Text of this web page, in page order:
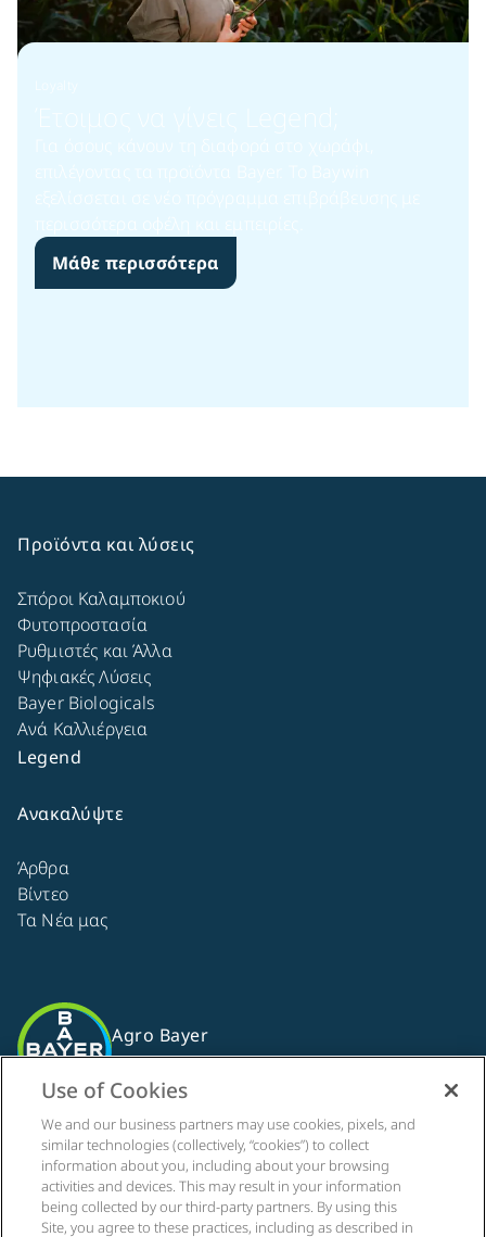
Έτοιμος να γίνεις Legend;​
Για όσους κάνουν τη διαφορά στο χωράφι,
επιλέγοντας τα προϊόντα Bayer. Το Baywin
εξελίσσεται σε νέο πρόγραμμα επιβράβευσης με
περισσότερα οφέλη και εμπειρίες.​
Μάθε περισσότερα
Προϊόντα και λύσεις
Σπόροι Καλαμποκιού
Φυτοπροστασία
Ρυθμιστές και Άλλα
Ψηφιακές Λύσεις
Bayer Biologicals
Ανά Καλλιέργεια
Legend
Ανακαλύψτε
Άρθρα
Βίντεο
Τα Νέα μας
Agro Bayer
Ελλάδα
Ακολουθήστε μας
Use of Cookies
We and our business partners may use cookies, pixels, and
similar technologies (collectively, “cookies”) to collect
information about you, including about your browsing
activities and devices. This may result in your information
being collected by our third-party partners. By using this
Site, you agree to these practices, including as described in